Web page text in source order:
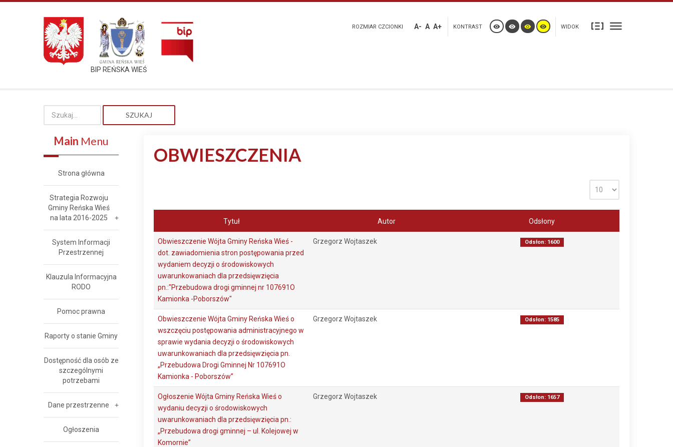
BIP REŃSKA WIEŚ
ROZMIAR CZCIONKI A- A A+ KONTRAST WIDOK
SZUKAJ
OBWIESZCZENIA
Tytuł Autor Odsłony
Obwieszczenie Wójta Gminy Reńska Wieś -
dot. zawiadomienia stron postępowania przed
wydaniem decyzji o środowiskowych
uwarunkowaniach dla przedsięwzięcia
pn.:"Przebudowa drogi gminnej nr 107691O
Kamionka -Poborszów"
Grzegorz Wojtaszek Odsłon: 1600
Obwieszczenie Wójta Gminy Reńska Wieś o
wszczęciu postępowania administracyjnego w
sprawie wydania decyzji o środowiskowych
uwarunkowaniach dla przedsięwzięcia pn.
„Przebudowa Drogi Gminnej Nr 107691O
Kamionka - Poborszów”
Grzegorz Wojtaszek Odsłon: 1585
Ogłoszenie Wójta Gminy Reńska Wieś o
wydaniu decyzji o środowiskowych
uwarunkowaniach dla przedsięwzięcia pn.:
„Przebudowa drogi gminnej – ul. Kolejowej w
Komornie”
Grzegorz Wojtaszek Odsłon: 1657
Main Menu
Strona główna
Strategia Rozwoju
Gminy Reńska Wieś
na lata 2016-2025
System Informacji
Przestrzennej
Klauzula Informacyjna
RODO
Pomoc prawna
Raporty o stanie Gminy
Dostępność dla osób ze
szczególnymi
potrzebami
Dane przestrzenne
Ogłoszenia